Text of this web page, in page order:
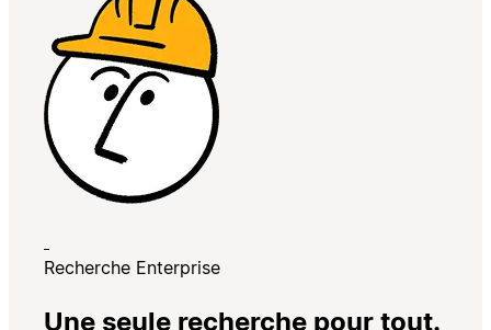
Recherche Enterprise
Une seule recherche pour tout.